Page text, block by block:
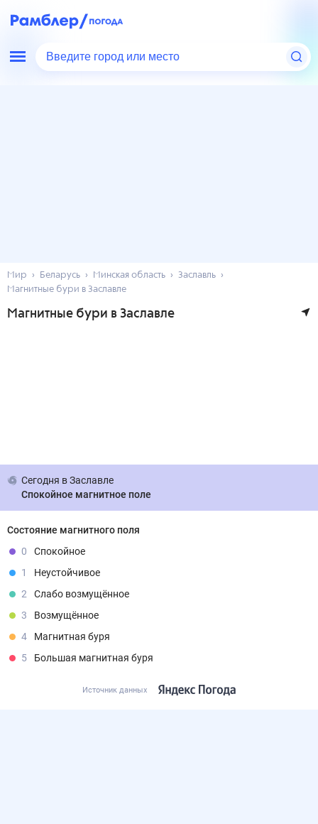
Введите город или место
Мир Беларусь Минская область
Заславль
Магнитные бури в Заславле
Магнитные бури в Заславле
Сегодня в Заславле
Спокойное магнитное поле
Состояние магнитного поля
0
Спокойное
1
Неустойчивое
2
Слабо возмущённое
3
Возмущённое
4
Магнитная буря
5
Большая магнитная буря
Источник данных